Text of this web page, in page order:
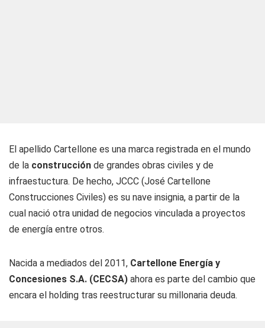
El apellido Cartellone es una marca registrada en el mundo
de la construcción de grandes obras civiles y de
infraestuctura. De hecho, JCCC (José Cartellone
Construcciones Civiles) es su nave insignia, a partir de la
cual nació otra unidad de negocios vinculada a proyectos
de energía entre otros.
Nacida a mediados del 2011, Cartellone Energía y
Concesiones S.A. (CECSA) ahora es parte del cambio que
encara el holding tras reestructurar su millonaria deuda.